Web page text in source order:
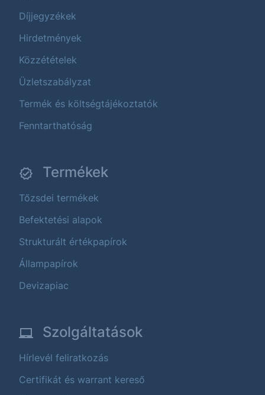
Díjjegyzékek
Hirdetmények
Közzétételek
Üzletszabályzat
Termék és költségtájékoztatók
Fenntarthatóság
Termékek
Tőzsdei termékek
Befektetési alapok
Strukturált értékpapírok
Állampapírok
Devizapiac
Szolgáltatások
Hírlevél feliratkozás
Certifikát és warrant kereső